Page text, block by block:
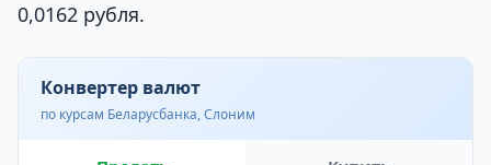
0,0162 рубля.
Конвертер валют
по курсам Беларусбанка, Слоним